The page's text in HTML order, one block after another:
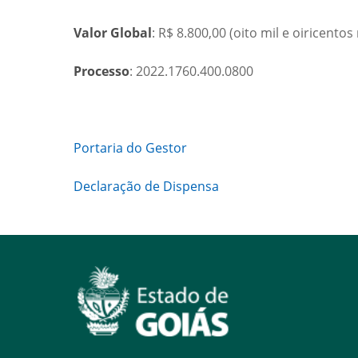
Valor Global: R$ 8.800,00 (oito mil e oiricentos
Processo: 2022.1760.400.0800
Portaria do Gestor
Declaração de Dispensa